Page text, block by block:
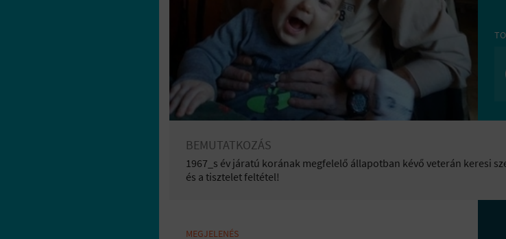
BEMUTATKOZÁS
1967_s év járatú korának megfelelő állapotban kévő veterán keresi
és a tisztelet feltétel!
MEGJELENÉS